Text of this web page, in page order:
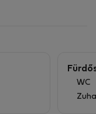
látnivalótól,
WC